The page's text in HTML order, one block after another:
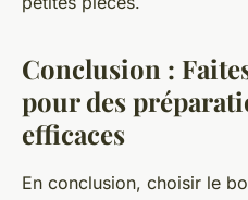
Conclusion :
pour des
efficaces
En conclusion, choisir le